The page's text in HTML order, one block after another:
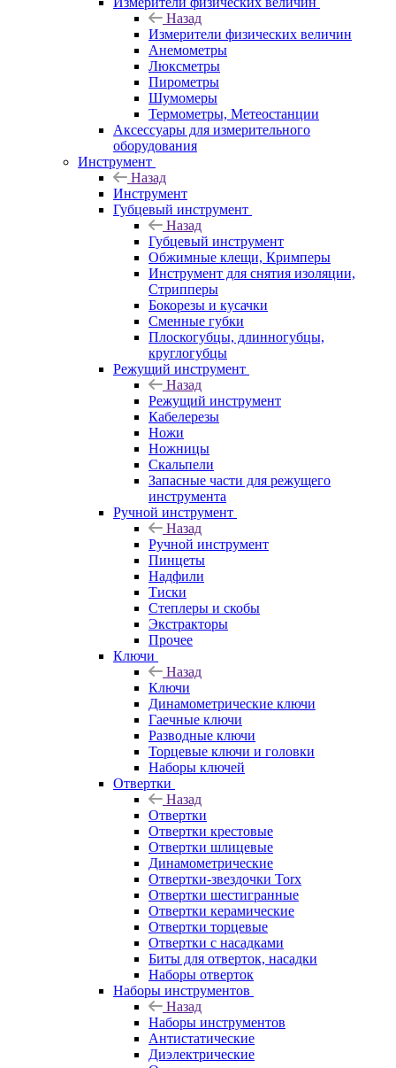
Назад
Измерители физических величин
Анемометры
Люксметры
Пирометры
Шумомеры
Термометры, Метеостанции
Аксессуары для измерительного
оборудования
Инструмент
Назад
Инструмент
Губцевый инструмент
Назад
Губцевый инструмент
Обжимные клещи, Кримперы
Инструмент для снятия изоляции,
Стрипперы
Бокорезы и кусачки
Сменные губки
Плоскогубцы, длинногубцы,
круглогубцы
Режущий инструмент
Назад
Режущий инструмент
Кабелерезы
Ножи
Ножницы
Скальпели
Запасные части для режущего
инструмента
Ручной инструмент
Назад
Ручной инструмент
Пинцеты
Надфили
Тиски
Степлеры и скобы
Экстракторы
Прочее
Ключи
Назад
Ключи
Динамометрические ключи
Гаечные ключи
Разводные ключи
Торцевые ключи и головки
Наборы ключей
Отвертки
Назад
Отвертки
Отвертки крестовые
Отвертки шлицевые
Динамометрические
Отвертки-звездочки Torx
Отвертки шестигранные
Отвертки керамические
Отвертки торцевые
Отвертки с насадками
Биты для отверток, насадки
Наборы отверток
Наборы инструментов
Назад
Наборы инструментов
Антистатические
Диэлектрические